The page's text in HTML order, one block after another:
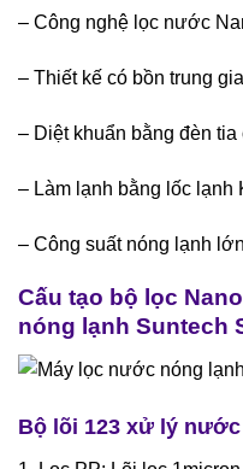
– Công nghệ lọc nước
– Thiết kế có bồn trung
– Diệt khuẩn bằng đèn tia
– Làm lạnh bằng lốc lạnh
– Công suất nóng lạnh
Cấu tạo bộ lọc
nóng lạnh Suntech
Bộ lõi 123 xử lý nước